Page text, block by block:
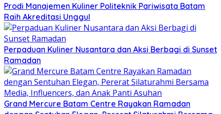
Prodi Manajemen Kuliner Politeknik Pariwisata Batam
Raih Akreditasi Unggul
Perpaduan Kuliner Nusantara dan Aksi Berbagi di Sunset
Ramadan
Grand Mercure Batam Centre Rayakan Ramadan